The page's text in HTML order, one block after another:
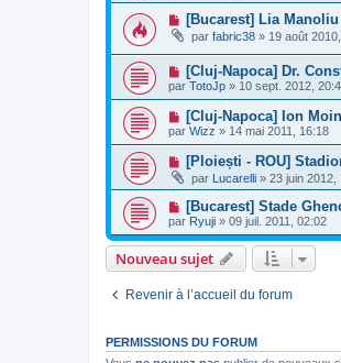
[Bucarest] Lia Manoliu
par fabric38 » 19 août
[Cluj-Napoca] Dr.
par TotoJp » 10 sept. 2012,
[Cluj-Napoca] Ion
par Wizz » 14 mai 2011, 16:18
[Ploiești - ROU]
par Lucarelli » 23 juin 2012,
[Bucarest] Stade
par Ryuji » 09 juil. 2011, 02:02
Nouveau sujet
Revenir à l’accueil du forum
PERMISSIONS DU FORUM